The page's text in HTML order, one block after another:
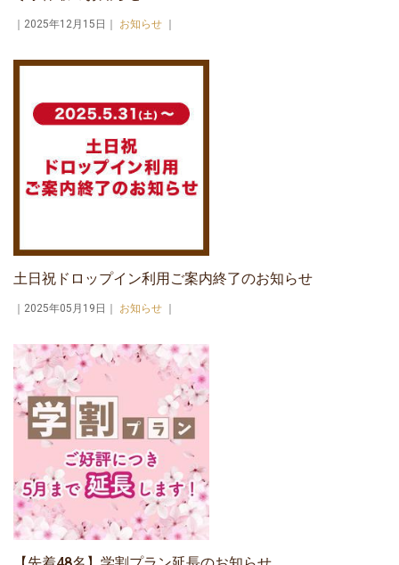
｜2025年12月15日｜ お知らせ
土日祝ドロップイン利用ご案内終了のお知らせ
｜2025年05月19日｜ お知らせ